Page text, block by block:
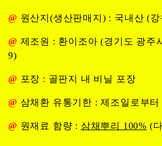
@ 원산지(생산판매지) : 국내산 (
@ 제조원 : 환이조아 (경기도 광주
9)
@ 포장 : 골판지 내 비닐 포장
@ 삼채환 유통기한 : 제조일로부터
@ 원재료 함량 : 삼채뿌리 100% (